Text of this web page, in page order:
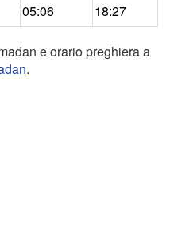
05:06 18:27
e orario preghiera a
.